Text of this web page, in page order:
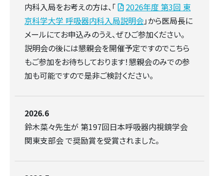
内科入局をお考えの方は、「
2026年度 第3回 東
京科学大学 呼吸器内科入局説明会」から医局長に
メールにてお申込みのうえ、ぜひご参加ください。
説明会の後には懇親会を開催予定ですのでこちら
もご参加をお待ちしております！懇親会のみでの参
加も可能ですので是非ご検討ください。
2026.6
鈴木菜々先生が 第197回日本呼吸器内視鏡学会
関東支部会 で奨励賞を受賞されました。